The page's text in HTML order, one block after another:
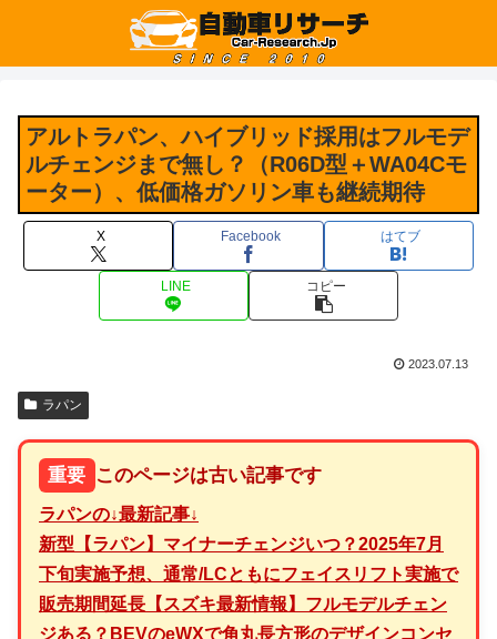
アルトラパン、ハイブリッド採用はフルモデ
ルチェンジまで無し？（R06D型＋WA04Cモ
ーター）、低価格ガソリン車も継続期待
X Facebook はてブ
LINE コピー
2023.07.13
ラパン
重要 このページは古い記事です
ラパンの↓最新記事↓
新型【ラパン】マイナーチェンジいつ？2025年7月
下旬実施予想、通常/LCともにフェイスリフト実施で
販売期間延長【スズキ最新情報】フルモデルチェン
ジある？BEVのeWXで角丸長方形のデザインコンセ